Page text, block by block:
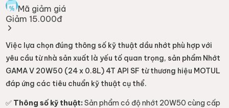
Mã giảm giá
Giảm 15.000đ
Việc lựa chọn đúng thông số kỹ thuật dầu nhớt phù hợp với
yêu cầu từ nhà sản xuất là yếu tố quan trọng, sản phẩm Nhớt
GAMA V 20W50 (24 x 0.8L) 4T API SF từ thương hiệu MOTUL
đáp ứng các tiêu chuẩn kỹ thuật cụ thể.
✅ Thông số kỹ thuật: Sản phẩm có độ nhớt 20W50 cùng cấp